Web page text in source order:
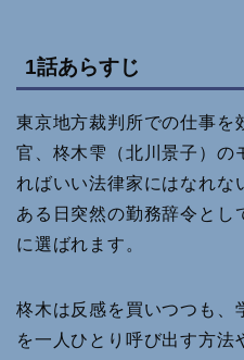
1話あらすじ
東京地方裁判所での仕事を
官、柊木雫（北川景子）の
ればいい法律家にはなれな
ある日突然の勤務辞令とし
に選ばれます。
柊木は反感を買いつつも、
を一人ひとり呼び出す方法